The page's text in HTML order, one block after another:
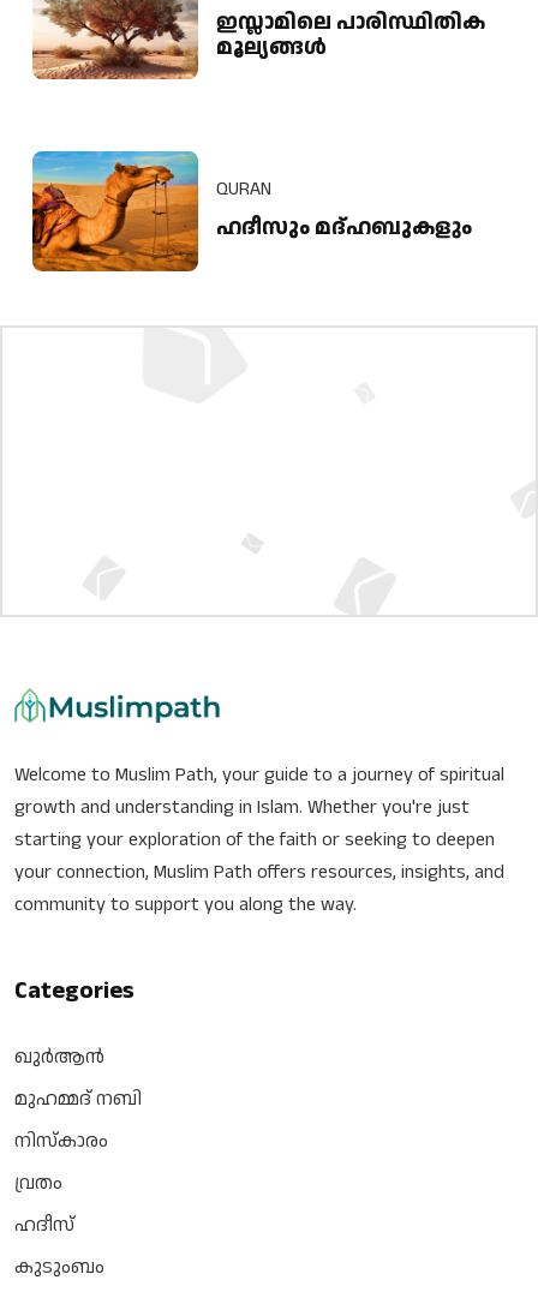
ഇസ്ലാമിലെ പാരിസ്ഥിതിക
മൂല്യങ്ങൾ
QURAN
ഹദീസും മദ്ഹബുകളും
Welcome to Muslim Path, your guide to a journey of spiritual
growth and understanding in Islam. Whether you're just
starting your exploration of the faith or seeking to deepen
your connection, Muslim Path offers resources, insights, and
community to support you along the way.
Categories
ഖുർആൻ
മുഹമ്മദ് നബി
നിസ്‌കാരം
വ്രതം
ഹദീസ്
കുടുംബം